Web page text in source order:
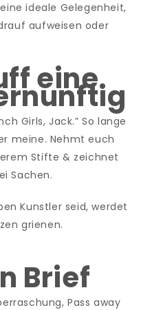
ideale Gelegenheit,
aufweisen oder
eine
Girls, Jack.” So lange
meine. Nehmt euch
Stifte & zeichnet
Sachen.
Kunstler seid, werdet
grienen.
Brief
Pass away